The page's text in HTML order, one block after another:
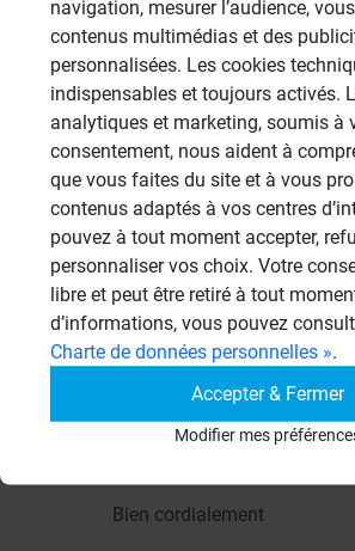
CH
Christie
22/04/2020 à 16h04
Bonjour,
Pourriez-vous me répondre à
? La bibliothèque (pas une
décorative) dans ce
capable de porter livres et
Dans l'attente de votre
de me lancer...
Bien cordialement
navigation, mesurer l’audience,
contenus multimédias et des
personnalisées. Les cookies
indispensables et toujours activés.
analytiques et marketing, soumis à
consentement, nous aident à
que vous faites du site et à vous
contenus adaptés à vos centres
pouvez à tout moment accepter,
personnaliser vos choix. Votre
libre et peut être retiré à tout
d’informations, vous pouvez
Charte de données personnelles ».
Accepter & Fermer
Modifier mes